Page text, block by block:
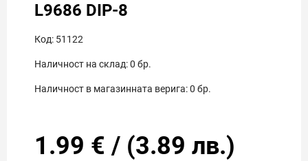
L9686 DIP-8
Код: 51122
Наличност на склад:0 бр.
Наличност в магазинната верига:0 бр.
1.99 € / (3.89 лв.)